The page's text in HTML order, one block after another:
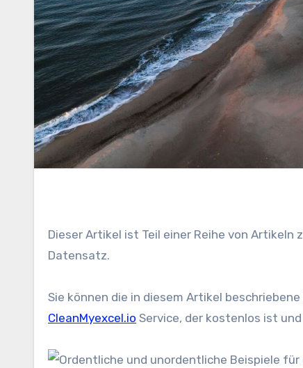
Dieser Artikel ist Teil einer Reihe von
Datensatz.
Sie können die in diesem Artikel
CleanMyexcel.io Service, der kostenlos ist